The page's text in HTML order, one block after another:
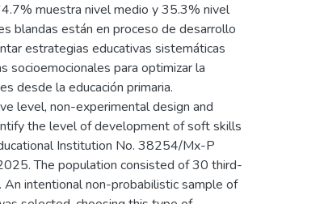
muestra nivel medio y 35.3% nivel
blandas están en proceso de desarrollo
estrategias educativas sistemáticas
socioemocionales para optimizar la
desde la educación primaria.
level, non-experimental design and
the level of development of soft skills
Institution No. 38254/Mx-P
The population consisted of 30 third-
intentional non-probabilistic sample of